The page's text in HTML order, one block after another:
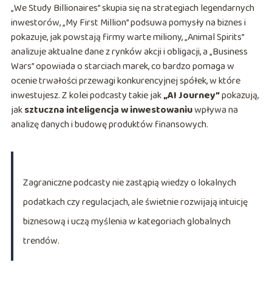
„We Study Billionaires” skupia się na strategiach legendarnych
inwestorów, „My First Million” podsuwa pomysły na biznes i
pokazuje, jak powstają firmy warte miliony, „Animal Spirits”
analizuje aktualne dane z rynków akcji i obligacji, a „Business
Wars” opowiada o starciach marek, co bardzo pomaga w
ocenie trwałości przewagi konkurencyjnej spółek, w które
inwestujesz. Z kolei podcasty takie jak„AI Journey”pokazują,
jaksztuczna inteligencja w inwestowaniuwpływa na
analizę danych i budowę produktów finansowych.
Zagraniczne podcasty nie zastąpią wiedzy o lokalnych
podatkach czy regulacjach, ale świetnie rozwijają intuicję
biznesową i uczą myślenia w kategoriach globalnych
trendów.